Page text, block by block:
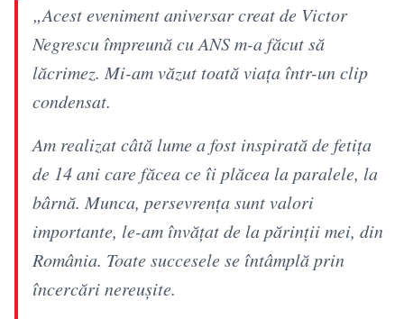
„Acest eveniment aniversar creat de Victor
Negrescu împreună cu ANS m-a făcut să
lăcrimez. Mi-am văzut toată viaţa într-un clip
condensat.
Am realizat câtă lume a fost inspirată de fetiţa
de 14 ani care făcea ce îi plăcea la paralele, la
bârnă. Munca, persevrenţa sunt valori
importante, le-am învăţat de la părinţii mei, din
România. Toate succesele se întâmplă prin
încercări nereuşite.